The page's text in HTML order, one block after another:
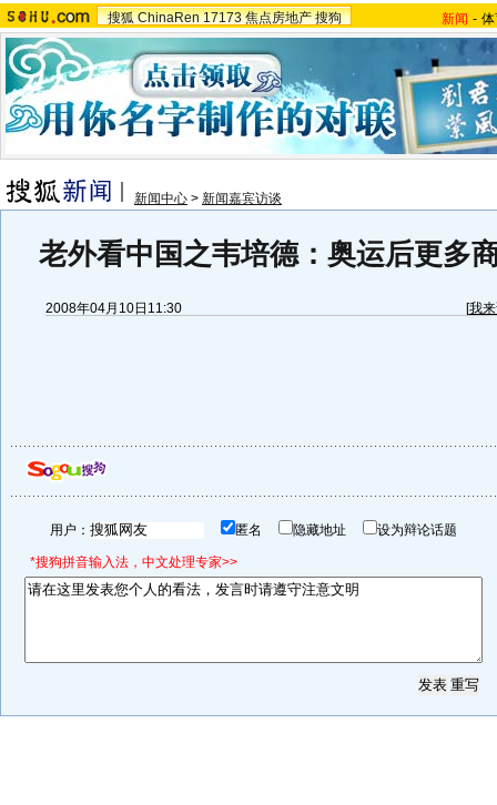
搜狐 ChinaRen 17173 焦点房地产 搜狗 新闻 -
新闻中心 > 新闻嘉宾访谈
老外看中国之韦培德：奥运后更多
2008年04月10日11:30 [我
用户： 匿名 隐藏地址 设为辩论话题
*搜狗拼音输入法，中文处理专家>>